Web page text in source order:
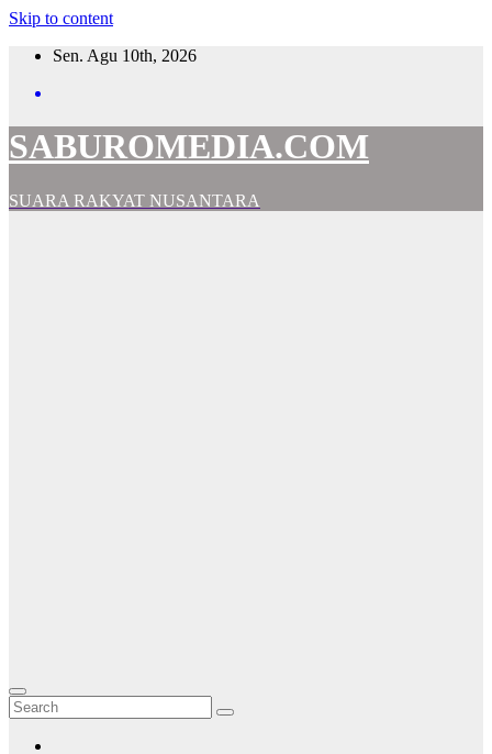
Skip to content
Sen. Agu 10th, 2026
SABUROMEDIA.COM
SUARA RAKYAT NUSANTARA